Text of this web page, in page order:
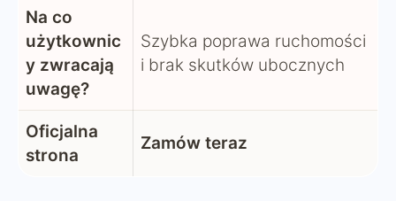
Na co
użytkownic
y zwracają
uwagę?
Szybka poprawa ruchomości
i brak skutków ubocznych
Oficjalna
strona
Zamów teraz